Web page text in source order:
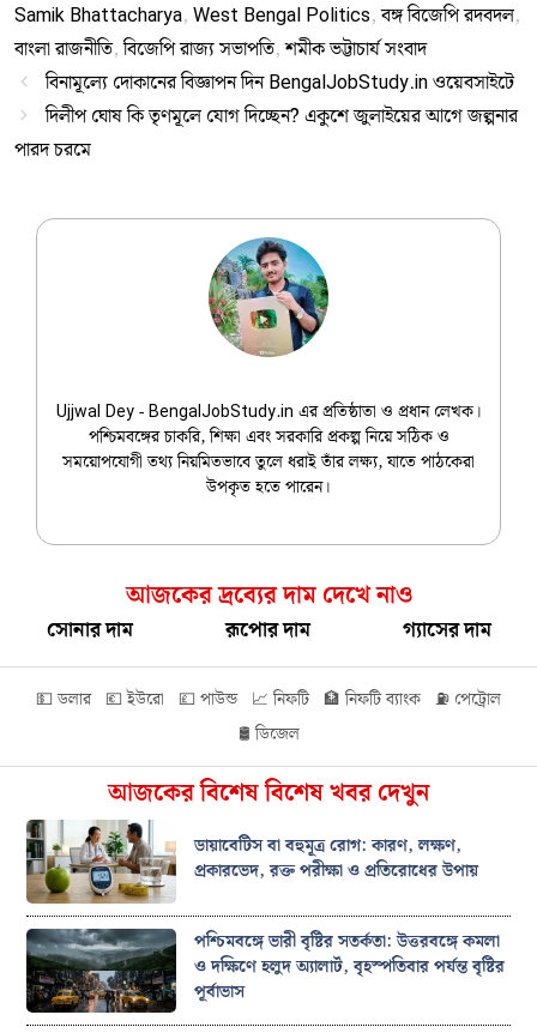
Samik Bhattacharya, West Bengal Politics,বঙ্গ বিজেপি রদবদল,
বাংলা রাজনীতি,বিজেপি রাজ্য সভাপতি,শমীক ভট্টাচার্য সংবাদ
বিনামূল্যে দোকানের বিজ্ঞাপন দিন BengalJobStudy.in ওয়েবসাইটে
দিলীপ ঘোষ কি তৃণমূলে যোগ দিচ্ছেন? একুশে জুলাইয়ের আগে জল্পনার
পারদ চরমে
Ujjwal Dey - BengalJobStudy.in এর প্রতিষ্ঠাতা ও প্রধান লেখক।
পশ্চিমবঙ্গের চাকরি, শিক্ষা এবং সরকারি প্রকল্প নিয়ে সঠিক ও
সময়োপযোগী তথ্য নিয়মিতভাবে তুলে ধরাই তাঁর লক্ষ্য, যাতে পাঠকেরা
উপকৃত হতে পারেন।
আজকের দ্রব্যের দাম দেখে নাও
সোনার দাম রূপোর দাম গ্যাসের দাম
💵 ডলার 💶 ইউরো 💷 পাউন্ড 📈 নিফটি 🏦 নিফটি ব্যাংক ⛽ পেট্রোল
🛢️ ডিজেল
আজকের বিশেষ বিশেষ খবর দেখুন
ডায়াবেটিস বা বহুমূত্র রোগ: কারণ, লক্ষণ,
প্রকারভেদ, রক্ত পরীক্ষা ও প্রতিরোধের উপায়
পশ্চিমবঙ্গে ভারী বৃষ্টির সতর্কতা: উত্তরবঙ্গে কমলা
ও দক্ষিণে হলুদ অ্যালার্ট, বৃহস্পতিবার পর্যন্ত বৃষ্টির
পূর্বাভাস